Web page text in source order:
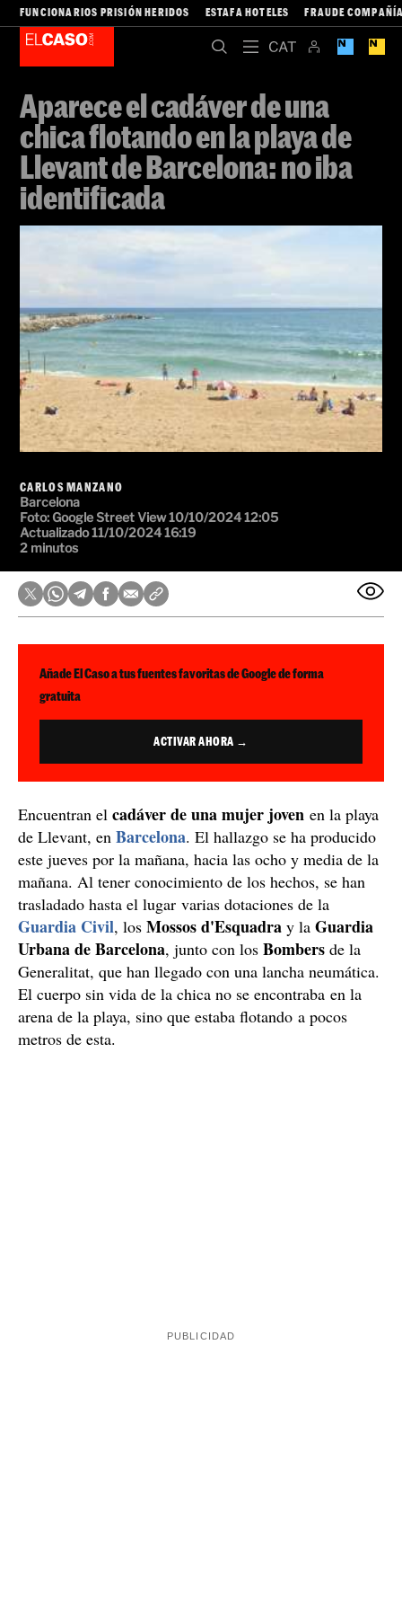
FUNCIONARIOS PRISIÓN HERIDOS ESTAFA HOTELES FRAUDE
Aparece el cadáver de una
chica flotando en la playa de
Llevant de Barcelona: no iba
identificada
CARLOS MANZANO
Barcelona
Foto:Google Street View10/10/2024 12:05
Actualizado 11/10/2024 16:19
2 minutos
Añade El Caso a tus fuentes favoritas de Google de forma
gratuita
ACTIVAR AHORA →
Encuentran el cadáver de una mujer joven en la playa
de Llevant, en Barcelona. El hallazgo se ha producido
este jueves por la mañana, hacia las ocho y media de la
mañana. Al tener conocimiento de los hechos, se han
trasladado hasta el lugar varias dotaciones de la
Guardia Civil, los Mossos d'Esquadra y la Guardia
Urbana de Barcelona, junto con los Bombers de la
Generalitat, que han llegado con una lancha neumática.
El cuerpo sin vida de la chica no se encontraba en la
arena de la playa, sino que estaba flotando a pocos
metros de esta.